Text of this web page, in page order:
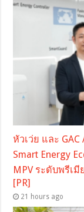
หัวเว่ย และ
Smart Energy
MPV ระดับพรีเ
[PR]
21 hours ago